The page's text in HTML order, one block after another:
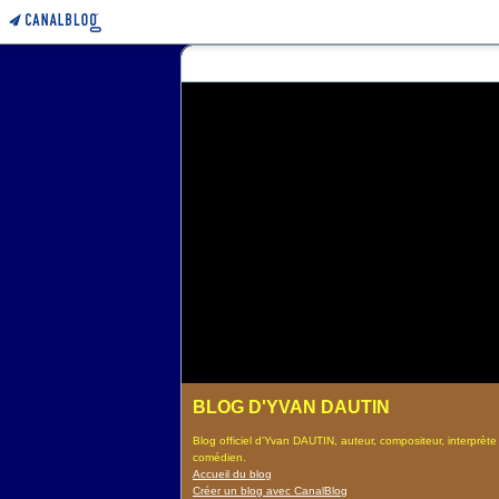
BLOG D'YVAN DAUTIN
Blog officiel d'Yvan DAUTIN, auteur, compositeur,
comédien.
Accueil du blog
Créer un blog avec CanalBlog